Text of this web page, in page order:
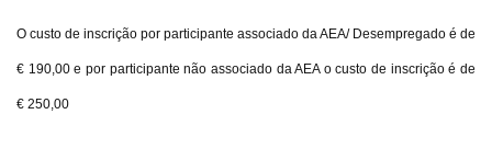
O custo de inscrição por participante associado da AEA/ Desempregado é de
€ 190,00 e por participante não associado da AEA o custo de inscrição é de
€ 250,00